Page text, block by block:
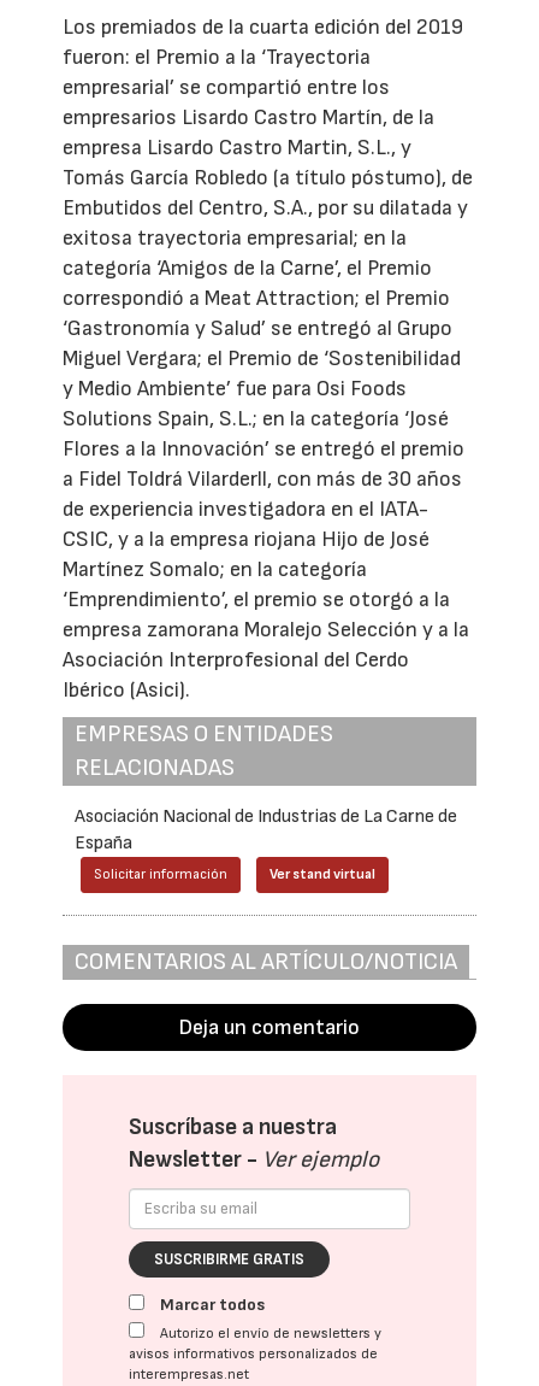
Los premiados de la cuarta edición del 2019
fueron: el Premio a la ‘Trayectoria
empresarial’ se compartió entre los
empresarios Lisardo Castro Martín, de la
empresa Lisardo Castro Martin, S.L., y
Tomás García Robledo (a título póstumo), de
Embutidos del Centro, S.A., por su dilatada y
exitosa trayectoria empresarial; en la
categoría ‘Amigos de la Carne’, el Premio
correspondió a Meat Attraction; el Premio
‘Gastronomía y Salud’ se entregó al Grupo
Miguel Vergara; el Premio de ‘Sostenibilidad
y Medio Ambiente’ fue para Osi Foods
Solutions Spain, S.L.; en la categoría ‘José
Flores a la Innovación’ se entregó el premio
a Fidel Toldrá Vilarderll, con más de 30 años
de experiencia investigadora en el IATA-
CSIC, y a la empresa riojana Hijo de José
Martínez Somalo; en la categoría
‘Emprendimiento’, el premio se otorgó a la
empresa zamorana Moralejo Selección y a la
Asociación Interprofesional del Cerdo
Ibérico (Asici).
EMPRESAS O ENTIDADES
RELACIONADAS
Asociación Nacional de Industrias de La Carne de
España
Solicitar información Ver stand virtual
COMENTARIOS AL ARTÍCULO/NOTICIA
Deja un comentario
Suscríbase a nuestra
Newsletter - Ver ejemplo
SUSCRIBIRME GRATIS
Marcar todos
Autorizo el envío de newsletters y
avisos informativos personalizados de
interempresas.net